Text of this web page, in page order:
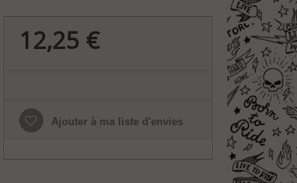
12,25 €
Ajouter à ma liste d'envies